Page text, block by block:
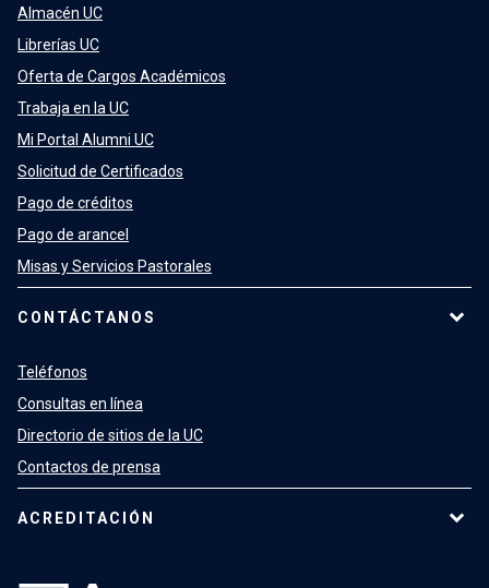
Almacén UC
Librerías UC
Oferta de Cargos Académicos
Trabaja en la UC
Mi Portal Alumni UC
Solicitud de Certificados
Pago de créditos
Pago de arancel
Misas y Servicios Pastorales
CONTÁCTANOS
Teléfonos
Consultas en línea
Directorio de sitios de la UC
Contactos de prensa
ACREDITACIÓN